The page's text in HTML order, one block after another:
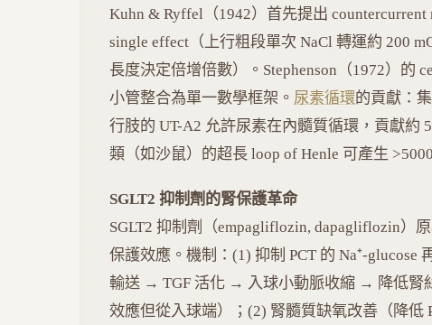
Kuhn & Ryffel（1942）首先提出
single effect（上行粗段單次 NaCl 轉運約 200
長度決定倍增倍數）。Stephenson（1972）的
小管整合為單一數學框架。 尿素循環的貢獻：
行肢的 UT-A2 允許尿素在內髓質循環，貢獻約
類（如沙鼠）的超長 loop of Henle 可產生
SGLT2 抑制劑的腎保護革命
SGLT2 抑制劑（empagliflozin, dapagliflozin）
保護效應。機制：(1) 抑制 PCT 的 Na⁺-glucose
輸送 → TGF 活化 → 入球小動脈收縮 → 降低腎
效應但從入球端）；(2) 腎髓質缺氧改善（降低